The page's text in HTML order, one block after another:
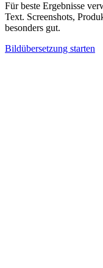
Für beste Ergebnisse
Text. Screenshots,
besonders gut.
Bildübersetzung starten